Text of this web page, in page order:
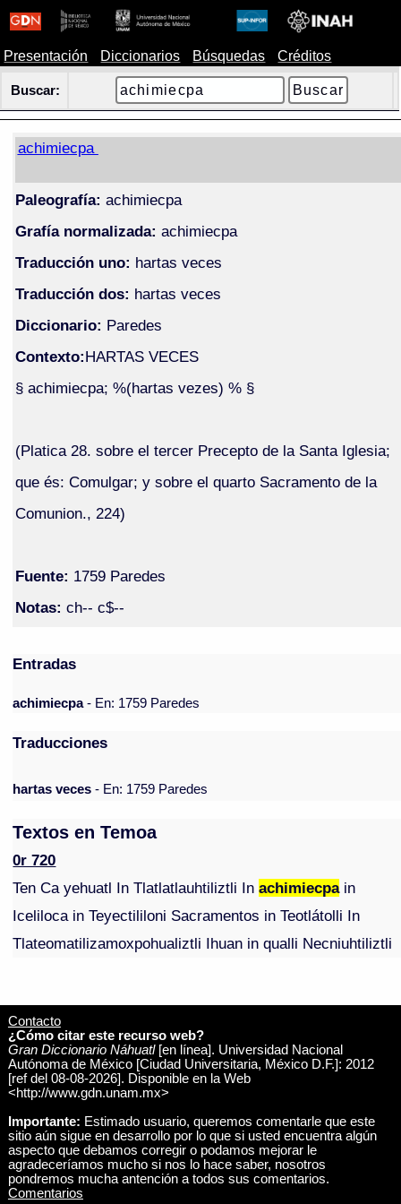
Presentación Diccionarios Búsquedas Créditos
Buscar:
achimiecpa
Paleografía: achimiecpa
Grafía normalizada: achimiecpa
Traducción uno: hartas veces
Traducción dos: hartas veces
Diccionario: Paredes
Contexto:HARTAS VECES
§ achimiecpa; %(hartas vezes) % §
(Platica 28. sobre el tercer Precepto de la Santa Iglesia;
que és: Comulgar; y sobre el quarto Sacramento de la
Comunion., 224)
Fuente: 1759 Paredes
Notas: ch-- c$--
Entradas
achimiecpa- En: 1759 Paredes
Traducciones
hartas veces - En: 1759 Paredes
Textos en Temoa
0r 720
Ten Ca yehuatl In Tlatlatlauhtiliztli Inachimiecpain
Iceliloca in Teyectililoni Sacramentos in Teotlátolli In
Tlateomatilizamoxpohualiztli Ihuan in qualli Necniuhtiliztli
Contacto
¿Cómo citar este recurso web?
Gran Diccionario Náhuatl[en línea]. Universidad Nacional
Autónoma de México [Ciudad Universitaria, México D.F.]: 2012
[ref del 08-08-2026]. Disponible en la Web
<http://www.gdn.unam.mx>
Importante: Estimado usuario, queremos comentarle que este
sitio aún sigue en desarrollo por lo que si usted encuentra algún
aspecto que debamos corregir o podamos mejorar le
agradeceríamos mucho si nos lo hace saber, nosotros
pondremos mucha antención a todos sus comentarios.
Comentarios